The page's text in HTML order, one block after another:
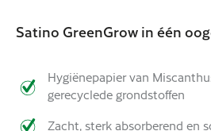
Satino GreenGrow in één
Hygiënepapier van
gerecyclede grondstoffen
Zacht, sterk absorberend en